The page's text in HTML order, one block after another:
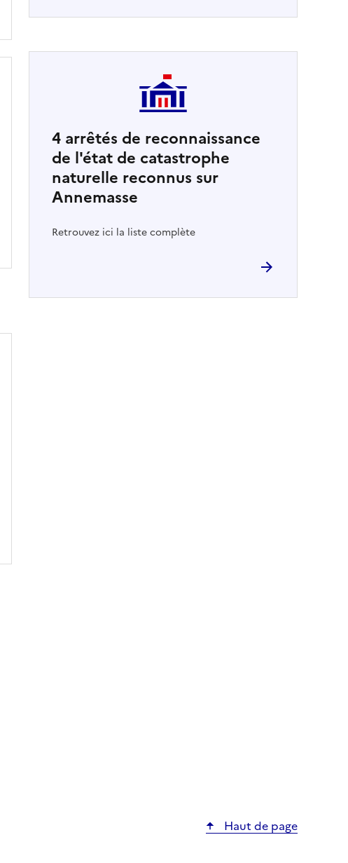
4 arrêtés de reconnaissance
de l'état de catastrophe
naturelle reconnus sur
Annemasse
Retrouvez ici la liste complète
Haut de page